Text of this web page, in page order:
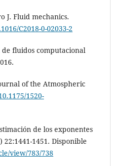
J. Fluid mechanics.
C2018-0-02033-2
de fluidos computacional
of the Atmospheric
1520-
de los exponentes
1451. Disponible
view/783/738